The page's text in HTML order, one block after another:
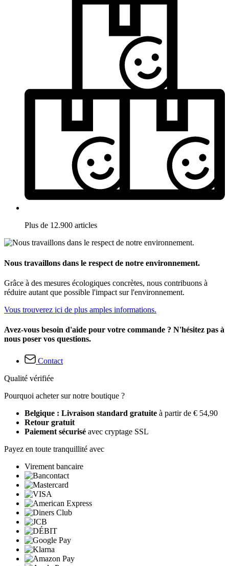
Plus de 12.900 articles
Nous travaillons dans le respect de notre environnement.
Grâce à des mesures écologiques concrètes, nous contribuons à
réduire autant que possible l'impact sur l'environnement.
Vous trouverez ici de plus amples informations.
Avez-vous besoin d'aide pour votre commande ? N'hésitez pas à
nous poser vos questions.
Contact
Qualité vérifiée
Pourquoi acheter sur notre boutique ?
Belgique : Livraison standard gratuite à partir de € 54,90
Retour gratuit
Paiement sécurisé avec cryptage SSL
Payez en toute tranquillité avec
Virement bancaire